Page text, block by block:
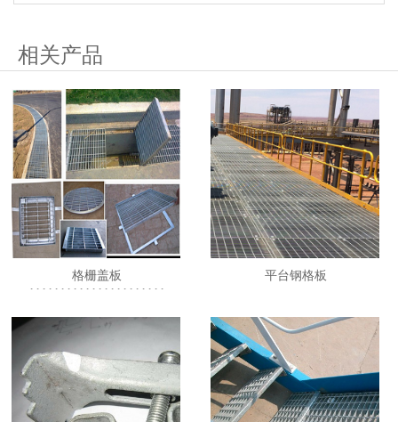
为期十五天的环保督察拉
米？
相关产品
格栅盖板
1111111111111111111111
平台钢格板